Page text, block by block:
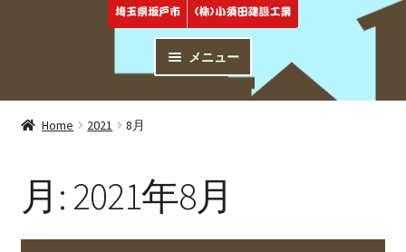
プ
メニュー
トップページ
Products
リフォームの進め方
Flow
Home 2021 8月
月: 2021年8月